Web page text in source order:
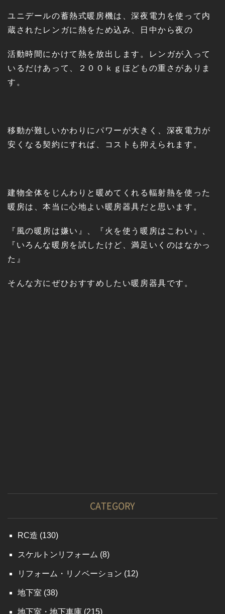
ユニデールの蓄熱式暖房機は、深夜電力を使って内
蔵されたレンガに熱をため込み、日中から夜の
活動時間にかけて熱を放出します。レンガが入って
いるだけあって、２００ｋｇほどもの重さがありま
す。
移動が難しいかわりにパワーが大きく、深夜電力が
安くなる契約にすれば、コストも抑えられます。
建物全体をじんわりと暖めてくれる輻射熱を使った
暖房は、本当に心地よい暖房器具だと思います。
『風の暖房は嫌い』、『火を使う暖房はこわい』、
『いろんな暖房を試したけど、満足いくのはなかっ
た』
そんな方にぜひおすすめしたい暖房器具です。
CATEGORY
RC造 (130)
スケルトンリフォーム (8)
リフォーム・リノベーション (12)
地下室 (38)
地下室・地下車庫 (215)